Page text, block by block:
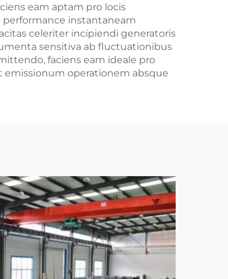
eam aptam pro locis
instantaneam
celeriter incipiendi generatoris
sensitiva ab fluctuationibus
faciens eam ideale pro
operationem absque